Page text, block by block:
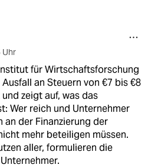
Uhr
für Wirtschaftsforschung
Ausfall an Steuern von €7 bis €8
zeigt auf, was das
Wer reich und Unternehmer
an der Finanzierung der
mehr beteiligen müssen.
aller, formulieren die